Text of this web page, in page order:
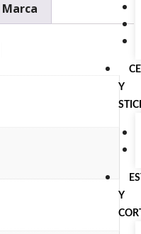
Y
Y
Marca